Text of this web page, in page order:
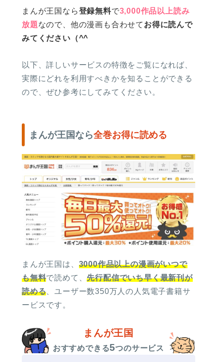
まんが王国なら登録無料で3,000作品以上読み
放題なので、他の漫画も合わせて お得に読んで
みてください（^^
以下、詳しいサービスの特徴をご覧になれば、
実際にどれを利用すべきかを知ることができる
ので、ぜひ参考にしてみてください。
まんが王国なら全巻お得に読める
まんが王国は、 3000作品以上の漫画がいつで
も無料で読めて、先行配信でいち早く最新刊が
読める、ユーザー数350万人の人気電子書籍サ
ービスです。
まんが王国
おすすめできる5つのサービス